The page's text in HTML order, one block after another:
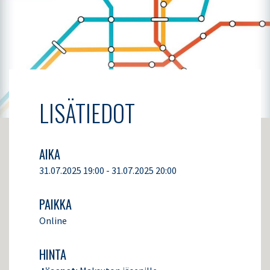
LISÄTIEDOT
AIKA
31.07.2025 19:00 - 31.07.2025 20:00
PAIKKA
Online
HINTA